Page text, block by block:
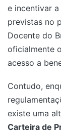
e incentivar
previstas no
Docente do
oficialmente
acesso a
Contudo,
existe uma
Carteira de